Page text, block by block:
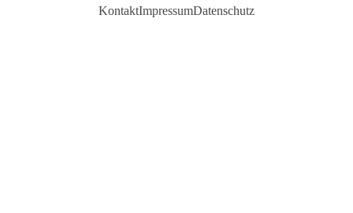
KontaktImpressumDatenschutz